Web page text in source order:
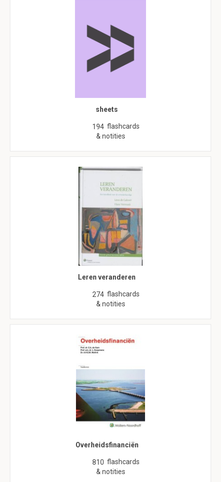
sheets
194 flashcards
& notities
Leren veranderen
274 flashcards
& notities
Overheidsfinanciën
810 flashcards
& notities